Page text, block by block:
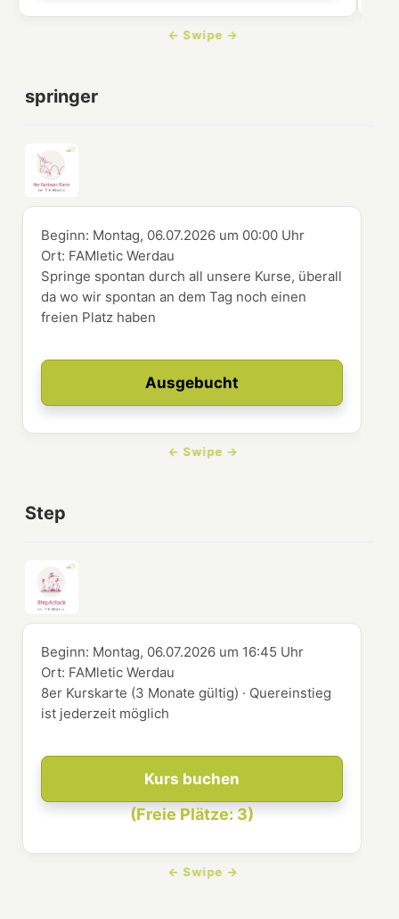
springer
Ausgebucht
Beginn: Montag, 06.07.2026 um 00:00 Uhr
Ort: FAMletic Werdau
Springe spontan durch all unsere Kurse, überall
da wo wir spontan an dem Tag noch einen
freien Platz haben
Step
Kurs buchen
(Freie Plätze: 3)
Beginn: Montag, 06.07.2026 um 16:45 Uhr
Ort: FAMletic Werdau
8er Kurskarte (3 Monate gültig) · Quereinstieg
ist jederzeit möglich